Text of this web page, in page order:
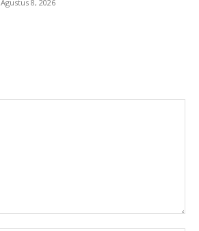
Agustus 8, 2026